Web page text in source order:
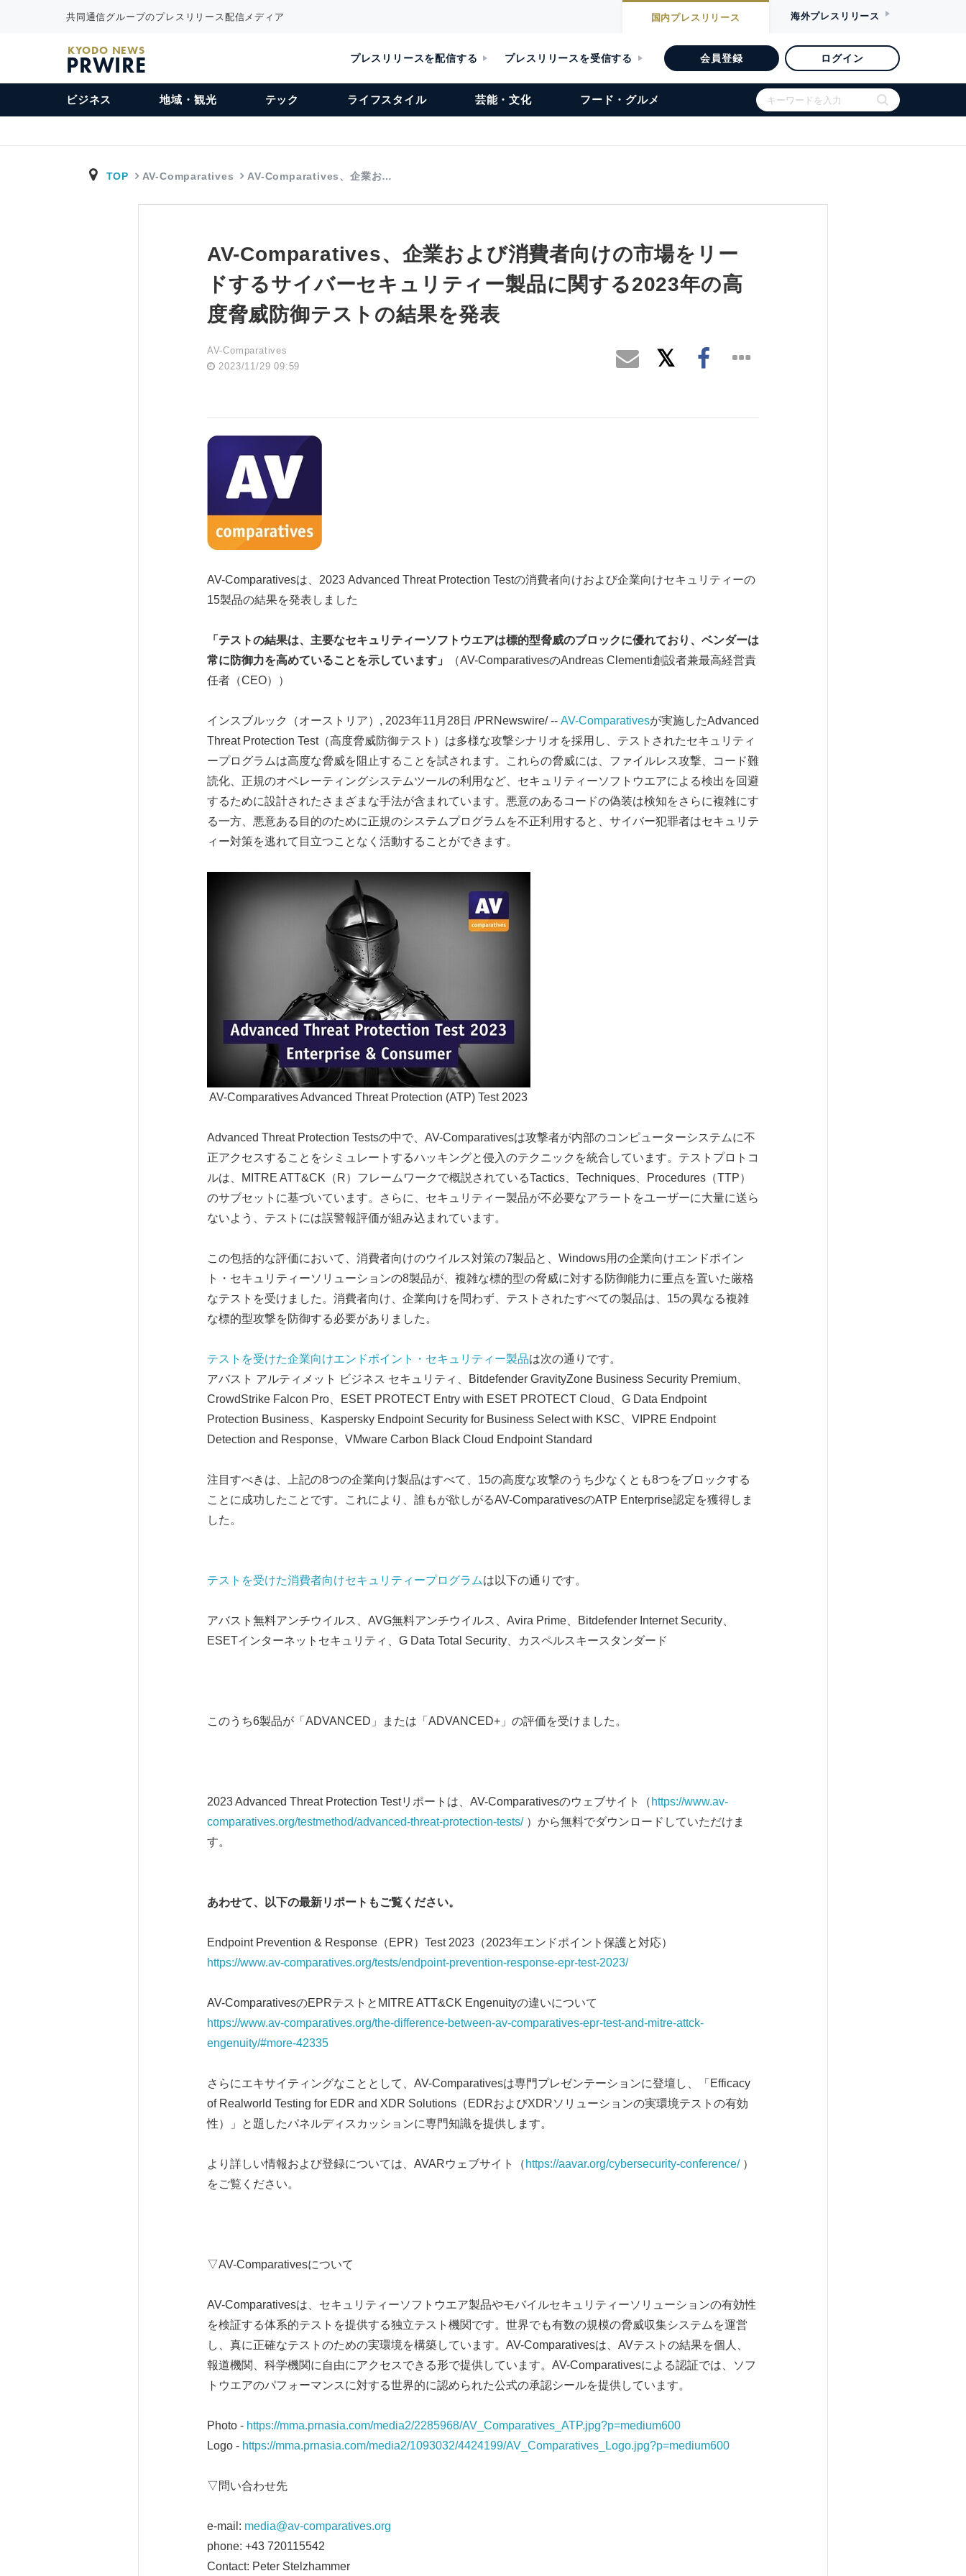
共同通信グループのプレスリリース配信メディア 国内プレスリリース 海外プレスリリース
KYODO NEWS
PRWIRE プレスリリースを配信する プレスリリースを受信する 会員登録 ログイン
ビジネス 地域・観光 テック ライフスタイル 芸能・文化 フード・グルメ
TOP AV-Comparatives AV-Comparatives、企業お…
AV-Comparatives、企業および消費者向けの市場をリー
ドするサイバーセキュリティー製品に関する2023年の高
度脅威防御テストの結果を発表
AV-Comparatives
2023/11/29 09:59
AV-Comparativesは、2023 Advanced Threat Protection Testの消費者向けおよび企業向けセキュリティーの
15製品の結果を発表しました
「テストの結果は、主要なセキュリティーソフトウエアは標的型脅威のブロックに優れており、ベンダーは
常に防御力を高めていることを示しています」
（AV-ComparativesのAndreas Clementi創設者兼最高経営責
任者（CEO））
インスブルック（オーストリア）, 2023年11月28日 /PRNewswire/ -- AV-Comparativesが実施したAdvanced
Threat Protection Test（高度脅威防御テスト）は多様な攻撃シナリオを採用し、テストされたセキュリティ
ープログラムは高度な脅威を阻止することを試されます。これらの脅威には、ファイルレス攻撃、コード難
読化、正規のオペレーティングシステムツールの利用など、セキュリティーソフトウエアによる検出を回避
するために設計されたさまざまな手法が含まれています。悪意のあるコードの偽装は検知をさらに複雑にす
る一方、悪意ある目的のために正規のシステムプログラムを不正利用すると、サイバー犯罪者はセキュリテ
ィー対策を逃れて目立つことなく活動することができます。
AV-Comparatives Advanced Threat Protection (ATP) Test 2023
Advanced Threat Protection Testsの中で、AV-Comparativesは攻撃者が内部のコンピューターシステムに不
正アクセスすることをシミュレートするハッキングと侵入のテクニックを統合しています。テストプロトコ
ルは、MITRE ATT&CK（R）フレームワークで概説されているTactics、Techniques、Procedures（TTP）
のサブセットに基づいています。さらに、セキュリティー製品が不必要なアラートをユーザーに大量に送ら
ないよう、テストには誤警報評価が組み込まれています。
この包括的な評価において、消費者向けのウイルス対策の7製品と、Windows用の企業向けエンドポイン
ト・セキュリティーソリューションの8製品が、複雑な標的型の脅威に対する防御能力に重点を置いた厳格
なテストを受けました。消費者向け、企業向けを問わず、テストされたすべての製品は、15の異なる複雑
な標的型攻撃を防御する必要がありました。
テストを受けた企業向けエンドポイント・セキュリティー製品は次の通りです。
アバスト アルティメット ビジネス セキュリティ、Bitdefender GravityZone Business Security Premium、
CrowdStrike Falcon Pro、ESET PROTECT Entry with ESET PROTECT Cloud、G Data Endpoint
Protection Business、Kaspersky Endpoint Security for Business Select with KSC、VIPRE Endpoint
Detection and Response、VMware Carbon Black Cloud Endpoint Standard
注目すべきは、上記の8つの企業向け製品はすべて、15の高度な攻撃のうち少なくとも8つをブロックする
ことに成功したことです。これにより、誰もが欲しがるAV-ComparativesのATP Enterprise認定を獲得しま
した。
テストを受けた消費者向けセキュリティープログラムは以下の通りです。
アバスト無料アンチウイルス、AVG無料アンチウイルス、Avira Prime、Bitdefender Internet Security、
ESETインターネットセキュリティ、G Data Total Security、カスペルスキースタンダード
このうち6製品が「ADVANCED」または「ADVANCED+」の評価を受けました。
2023 Advanced Threat Protection Testリポートは、AV-Comparativesのウェブサイト（ https://www.av-
comparatives.org/testmethod/advanced-threat-protection-tests/）から無料でダウンロードしていただけま
す。
あわせて、以下の最新リポートもご覧ください。
Endpoint Prevention & Response（EPR）Test 2023（2023年エンドポイント保護と対応）
https://www.av-comparatives.org/tests/endpoint-prevention-response-epr-test-2023/
AV-ComparativesのEPRテストとMITRE ATT&CK Engenuityの違いについて
https://www.av-comparatives.org/the-difference-between-av-comparatives-epr-test-and-mitre-attck-
engenuity/#more-42335
さらにエキサイティングなこととして、AV-Comparativesは専門プレゼンテーションに登壇し、「Efficacy
of Realworld Testing for EDR and XDR Solutions（EDRおよびXDRソリューションの実環境テストの有効
性）」と題したパネルディスカッションに専門知識を提供します。
より詳しい情報および登録については、AVARウェブサイト（ https://aavar.org/cybersecurity-conference/）
をご覧ください。
▽AV-Comparativesについて
AV-Comparativesは、セキュリティーソフトウエア製品やモバイルセキュリティーソリューションの有効性
を検証する体系的テストを提供する独立テスト機関です。世界でも有数の規模の脅威収集システムを運営
し、真に正確なテストのための実環境を構築しています。AV-Comparativesは、AVテストの結果を個人、
報道機関、科学機関に自由にアクセスできる形で提供しています。AV-Comparativesによる認証では、ソフ
トウエアのパフォーマンスに対する世界的に認められた公式の承認シールを提供しています。
Photo - https://mma.prnasia.com/media2/2285968/AV_Comparatives_ATP.jpg?p=medium600
Logo - https://mma.prnasia.com/media2/1093032/4424199/AV_Comparatives_Logo.jpg?p=medium600
▽問い合わせ先
e-mail: media@av-comparatives.org
phone: +43 720115542
Contact: Peter Stelzhammer
Japanese
English